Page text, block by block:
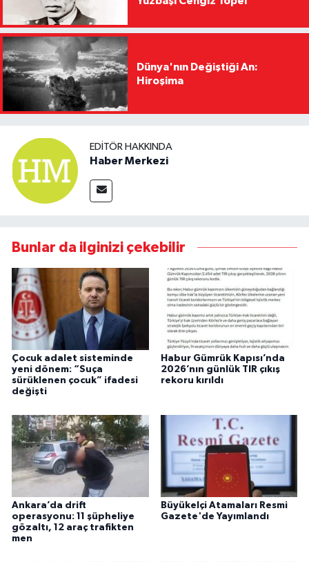
Dünya'nın Değiştiği An:
Hiroşima
EDITÖR HAKKINDA
Haber Merkezi
Bunlar da ilginizi çekebilir
Çocuk adalet sisteminde
yeni dönem: “Suça
sürüklenen çocuk” ifadesi
değişti
Habur Gümrük Kapısı’nda
2026’nın günlük TIR çıkış
rekoru kırıldı
Ankara’da drift
operasyonu: 11 şüpheliye
gözaltı, 12 araç trafikten
men
Büyükelçi Atamaları Resmi
Gazete'de Yayımlandı